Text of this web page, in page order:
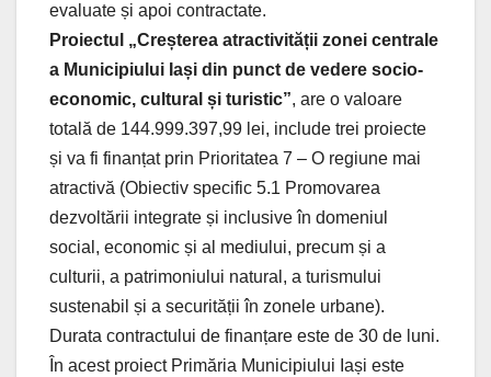
evaluate și apoi contractate.
Proiectul „Creșterea atractivității zonei centrale
a Municipiului Iași din punct de vedere socio-
economic, cultural și turistic”, are o valoare
totală de 144.999.397,99 lei, include trei proiecte
și va fi finanțat prin Prioritatea 7 – O regiune mai
atractivă (Obiectiv specific 5.1 Promovarea
dezvoltării integrate și inclusive în domeniul
social, economic și al mediului, precum și a
culturii, a patrimoniului natural, a turismului
sustenabil și a securității în zonele urbane).
Durata contractului de finanțare este de 30 de luni.
În acest proiect Primăria Municipiului Iași este